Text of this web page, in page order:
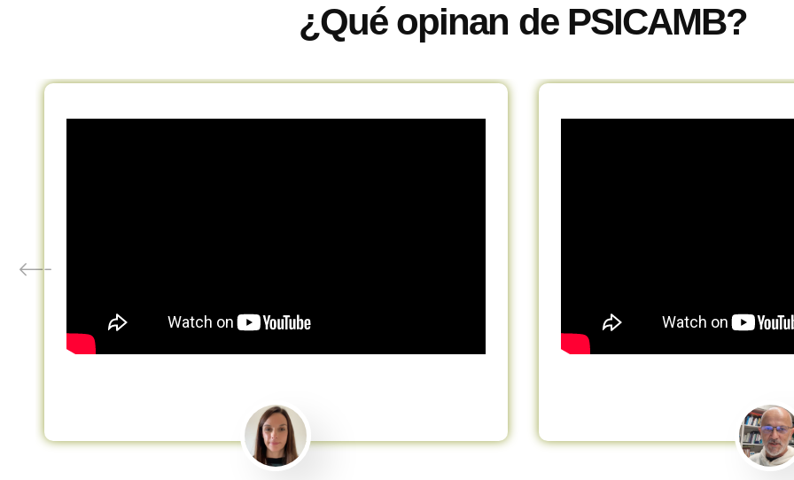
¿Qué opinan de PSICAMB?